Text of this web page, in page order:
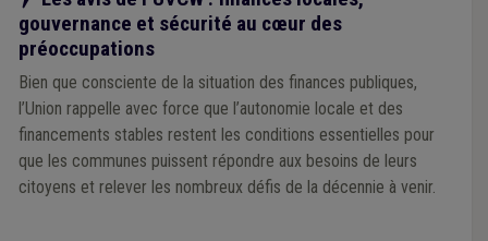
gouvernance et sécurité au cœur des
préoccupations
Bien que consciente de la situation des finances publiques,
l’Union rappelle avec force que l’autonomie locale et des
financements stables restent les conditions essentielles pour
que les communes puissent répondre aux besoins de leurs
citoyens et relever les nombreux défis de la décennie à venir.